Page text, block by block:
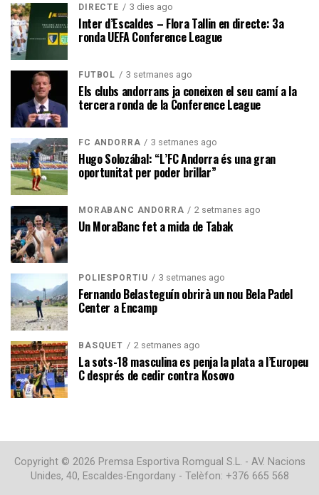
DIRECTE 3 dies ago
Inter d’Escaldes – Flora Tallin en directe: 3a
ronda UEFA Conference League
FUTBOL 3 setmanes ago
Els clubs andorrans ja coneixen el seu camí a la
tercera ronda de la Conference League
FC ANDORRA 3 setmanes ago
Hugo Solozábal: “L’FC Andorra és una gran
oportunitat per poder brillar”
MORABANC ANDORRA 2 setmanes ago
Un MoraBanc fet a mida de Tabak
POLIESPORTIU 3 setmanes ago
Fernando Belasteguín obrirà un nou Bela Padel
Center a Encamp
BÀSQUET 2 setmanes ago
La sots-18 masculina es penja la plata a l’Europeu
C després de cedir contra Kosovo
Copyright © 2026 Premsa Esportiva Romgual S.L. - AV. Nacions
Unides, 40, Escaldes-Engordany - Telèfon: +376 665 568